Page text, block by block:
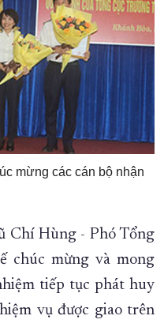
mừng các cán bộ nhận
Chí Hùng - Phó Tổng
chúc mừng và mong
tiếp tục phát huy
vụ được giao trên